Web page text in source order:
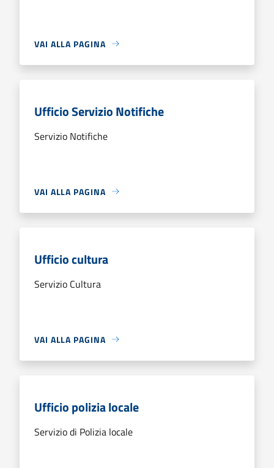
VAI ALLA PAGINA
Ufficio Servizio Notifiche
Servizio Notifiche
VAI ALLA PAGINA
Ufficio cultura
Servizio Cultura
VAI ALLA PAGINA
Ufficio polizia locale
Servizio di Polizia locale